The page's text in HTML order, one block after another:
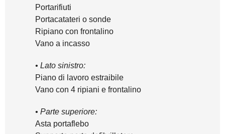
Portarifiuti
Portacatateri o sonde
Ripiano con frontalino
Vano a incasso
• Lato sinistro:
Piano di lavoro estraibile
Vano con 4 ripiani e frontalino
• Parte superiore:
Asta portaflebo